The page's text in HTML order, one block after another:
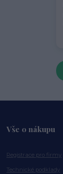
Vše o nákupu
Registrace pro firmy
Technické podklady